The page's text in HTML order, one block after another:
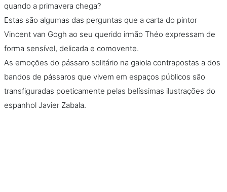
quando a primavera chega?
Estas são algumas das perguntas que a carta do pintor
Vincent van Gogh ao seu querido irmão Théo expressam de
forma sensível, delicada e comovente.
As emoções do pássaro solitário na gaiola contrapostas a dos
bandos de pássaros que vivem em espaços públicos são
transfiguradas poeticamente pelas belíssimas ilustrações do
espanhol Javier Zabala.